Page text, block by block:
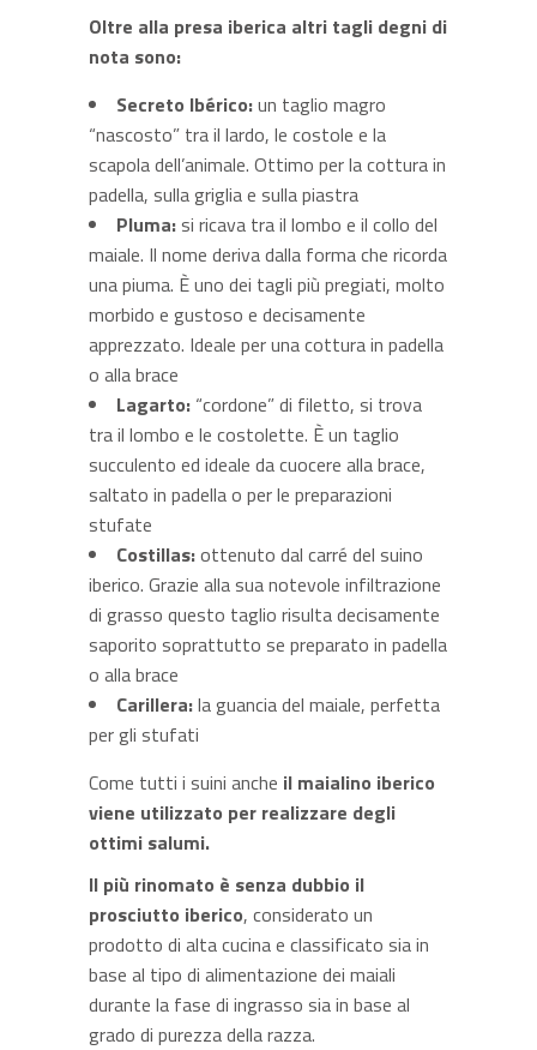
Oltre alla presa iberica altri tagli degni di
nota sono:
Secreto Ibérico:un taglio magro
“nascosto” tra il lardo, le costole e la
scapola dell’animale. Ottimo per la cottura in
padella, sulla griglia e sulla piastra
Pluma:si ricava tra il lombo e il collo del
maiale. Il nome deriva dalla forma che ricorda
una piuma. È uno dei tagli più pregiati, molto
morbido e gustoso e decisamente
apprezzato. Ideale per una cottura in padella
o alla brace
Lagarto: “cordone” di filetto, si trova
tra il lombo e le costolette. È un taglio
succulento ed ideale da cuocere alla brace,
saltato in padella o per le preparazioni
stufate
Costillas:ottenuto dal carré del suino
iberico. Grazie alla sua notevole infiltrazione
di grasso questo taglio risulta decisamente
saporito soprattutto se preparato in padella
o alla brace
Carillera:la guancia del maiale, perfetta
per gli stufati
Come tutti i suini anche il maialino iberico
viene utilizzato per realizzare degli
ottimi salumi.
Il più rinomato è senza dubbio il
prosciutto iberico, considerato un
prodotto di alta cucina e classificato sia in
base al tipo di alimentazione dei maiali
durante la fase di ingrasso sia in base al
grado di purezza della razza.